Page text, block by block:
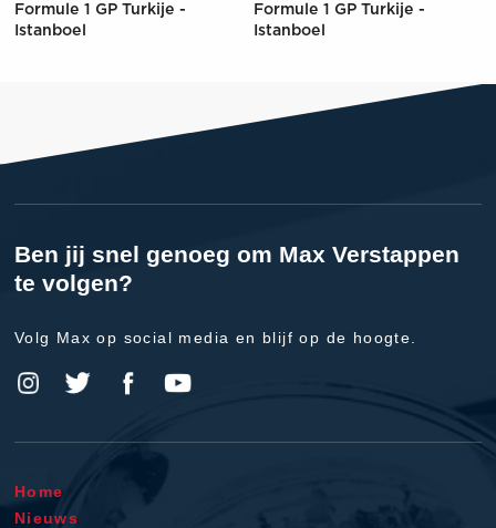
Formule 1 GP Turkije -
Istanboel
Formule 1 GP Turkije -
Istanboel
Ben jij snel genoeg om Max Verstappen
te volgen?
Volg Max op social media en blijf op de hoogte.
Home
Nieuws